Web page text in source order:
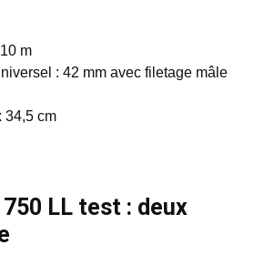
m
: 42 mm avec filetage mâle
34,5 cm
750 LL test : deux